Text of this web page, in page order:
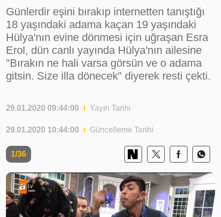
Günlerdir eşini bırakıp internetten tanıştığı
18 yaşındaki adama kaçan 19 yaşındaki
Hülya'nın evine dönmesi için uğraşan Esra
Erol, dün canlı yayında Hülya'nın ailesine
"Bırakın ne hali varsa görsün ve o adama
gitsin. Size illa dönecek" diyerek resti çekti.
29.01.2020 09:44:00 Yayın Tarihi
29.01.2020 10:44:00 Güncelleme Tarihi
1/36